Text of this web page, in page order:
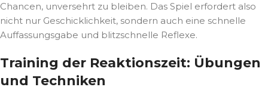
Chancen, unversehrt zu bleiben. Das Spiel erfordert also
nicht nur Geschicklichkeit, sondern auch eine schnelle
Auffassungsgabe und blitzschnelle Reflexe.
Training der Reaktionszeit: Übungen
und Techniken